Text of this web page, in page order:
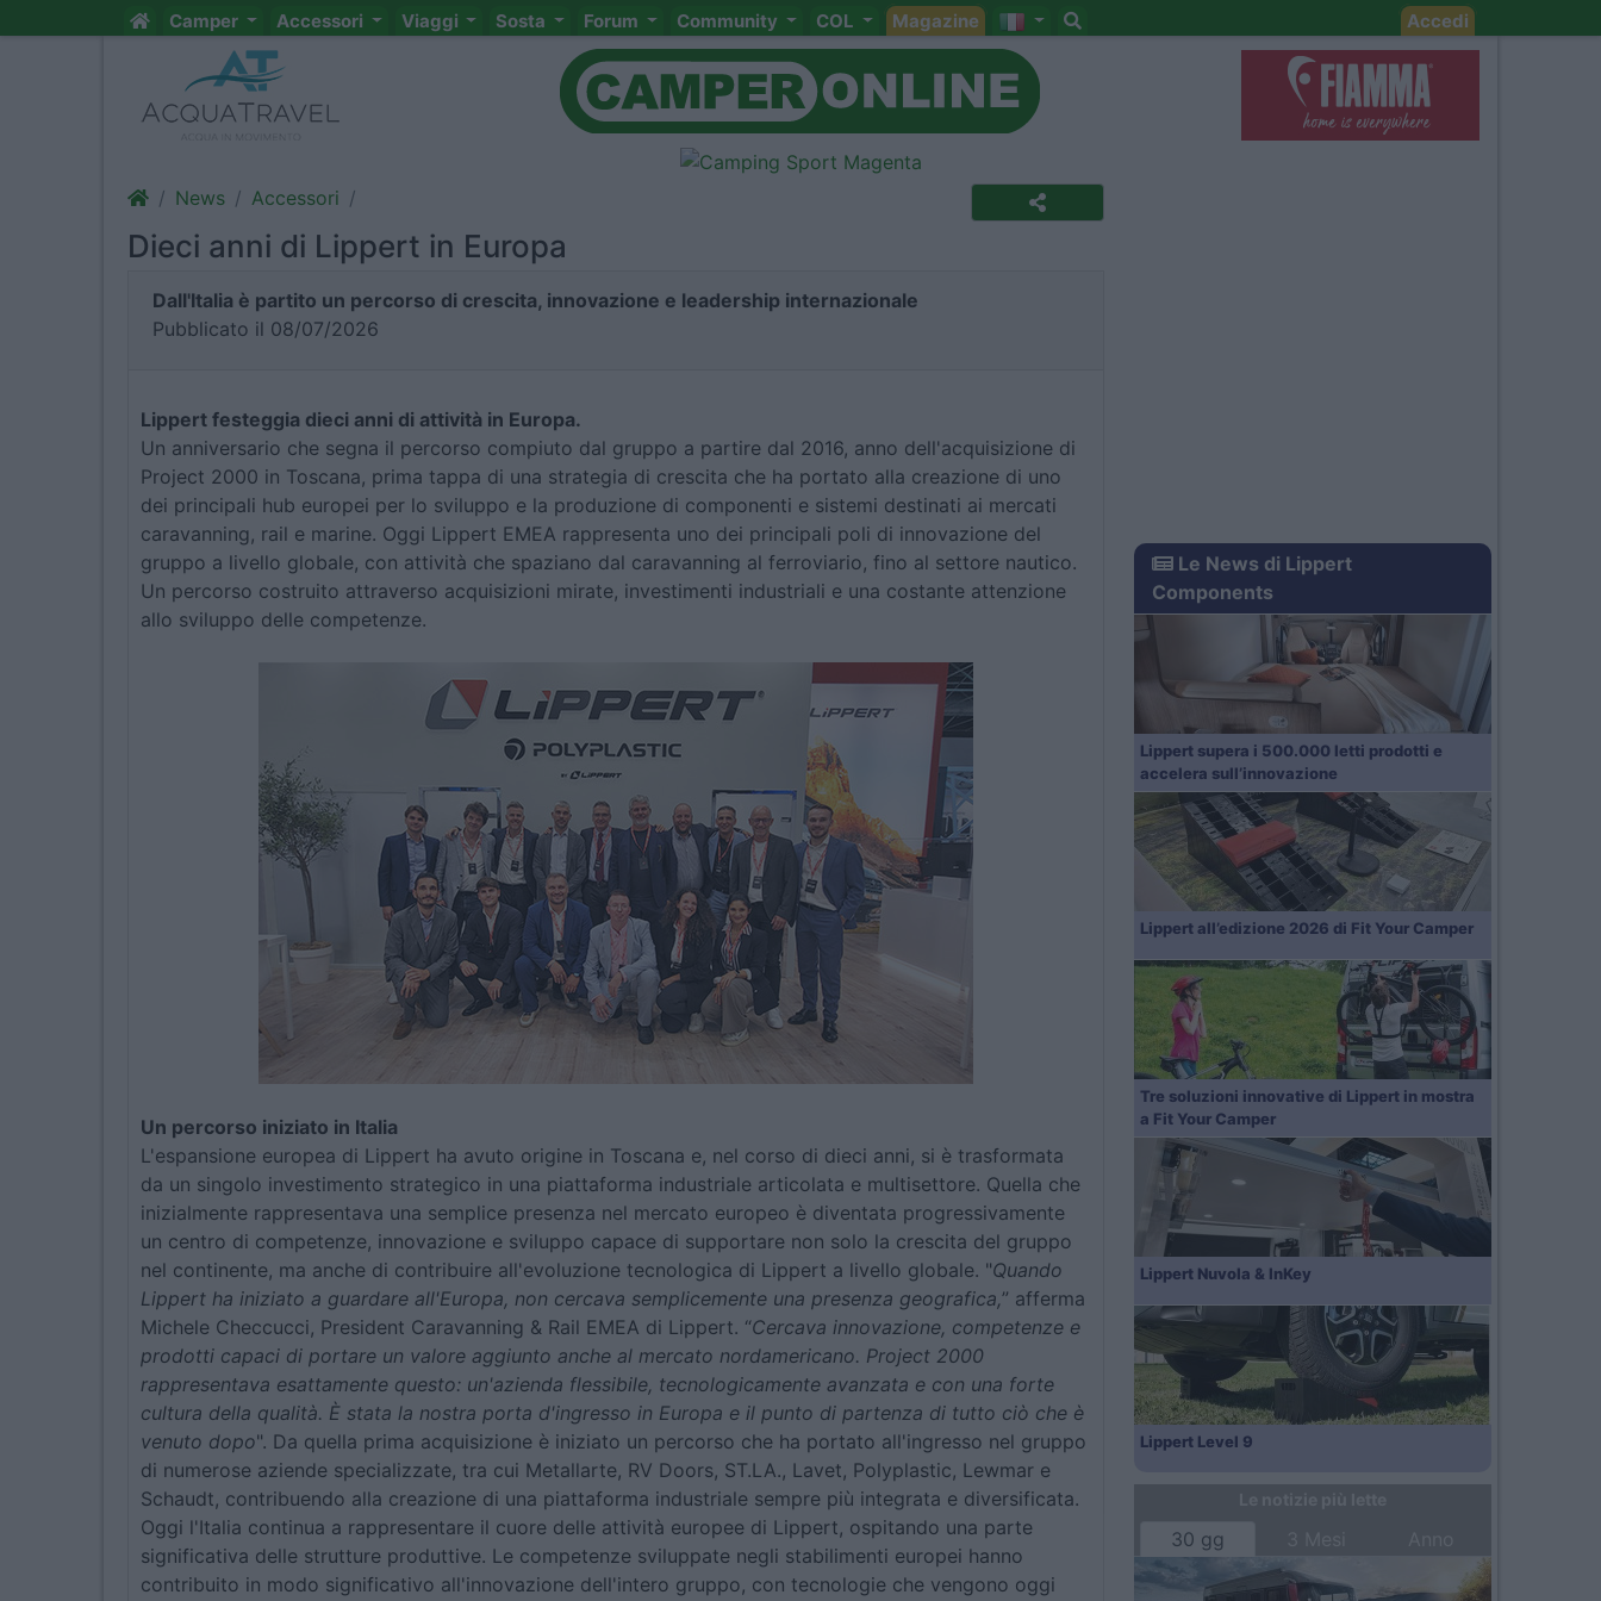
Camper Accessori Viaggi Sosta Forum Community COL Magazine Accedi
News Accessori
Dieci anni di Lippert in Europa
Dall'Italia è partito un percorso di crescita, innovazione e leadership internazionale
Pubblicato il 08/07/2026
Lippert festeggia dieci anni di attività in Europa.
Un anniversario che segna il percorso compiuto dal gruppo a partire dal 2016, anno dell'acquisizione di
Project 2000 in Toscana, prima tappa di una strategia di crescita che ha portato alla creazione di uno
dei principali hub europei per lo sviluppo e la produzione di componenti e sistemi destinati ai mercati
caravanning, rail e marine. Oggi Lippert EMEA rappresenta uno dei principali poli di innovazione del
gruppo a livello globale, con attività che spaziano dal caravanning al ferroviario, fino al settore nautico.
Un percorso costruito attraverso acquisizioni mirate, investimenti industriali e una costante attenzione
allo sviluppo delle competenze.
Un percorso iniziato in Italia
L'espansione europea di Lippert ha avuto origine in Toscana e, nel corso di dieci anni, si è trasformata
da un singolo investimento strategico in una piattaforma industriale articolata e multisettore. Quella che
inizialmente rappresentava una semplice presenza nel mercato europeo è diventata progressivamente
un centro di competenze, innovazione e sviluppo capace di supportare non solo la crescita del gruppo
nel continente, ma anche di contribuire all'evoluzione tecnologica di Lippert a livello globale. "Quando
Lippert ha iniziato a guardare all'Europa, non cercava semplicemente una presenza geografica,” afferma
Michele Checcucci, President Caravanning & Rail EMEA di Lippert. “Cercava innovazione, competenze e
prodotti capaci di portare un valore aggiunto anche al mercato nordamericano. Project 2000
rappresentava esattamente questo: un'azienda flessibile, tecnologicamente avanzata e con una forte
cultura della qualità. È stata la nostra porta d'ingresso in Europa e il punto di partenza di tutto ciò che è
venuto dopo". Da quella prima acquisizione è iniziato un percorso che ha portato all'ingresso nel gruppo
di numerose aziende specializzate, tra cui Metallarte, RV Doors, ST.LA., Lavet, Polyplastic, Lewmar e
Schaudt, contribuendo alla creazione di una piattaforma industriale sempre più integrata e diversificata.
Oggi l'Italia continua a rappresentare il cuore delle attività europee di Lippert, ospitando una parte
significativa delle strutture produttive. Le competenze sviluppate negli stabilimenti europei hanno
contribuito in modo significativo all'innovazione dell'intero gruppo, con tecnologie che vengono oggi
Le News di Lippert
Components
Lippert supera i 500.000 letti prodotti e
accelera sull’innovazione
Lippert all’edizione 2026 di Fit Your Camper
Tre soluzioni innovative di Lippert in mostra
a Fit Your Camper
Lippert Nuvola & InKey
Lippert Level 9
30 gg